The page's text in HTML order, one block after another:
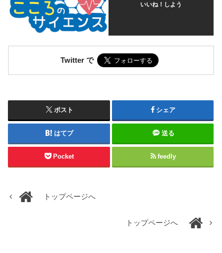
いいね！しよう
Twitter で
ポスト シェア
はてブ 送る
Pocket feedly
トップページへ
トップページへ